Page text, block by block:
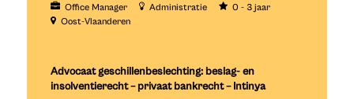
Office Manager Administratie
0 - 3 jaar
Oost-Vlaanderen
Advocaat geschillenbeslechting: beslag- en
insolventierecht – privaat bankrecht – Intinya